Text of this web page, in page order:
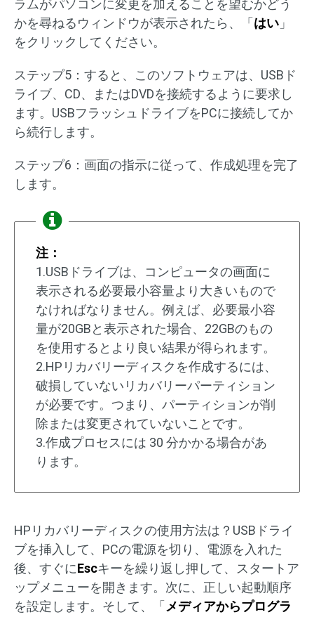
ラムがパソコンに変更を加えることを望むかどう
かを尋ねるウィンドウが表示されたら、「 はい 」
をクリックしてください。
ステップ5：すると、このソフトウェアは、USBド
ライブ、CD、またはDVDを接続するように要求し
ます。USBフラッシュドライブをPCに接続してか
ら続行します。
ステップ6：画面の指示に従って、作成処理を完了
します。
注：
1.USBドライブは、コンピュータの画面に
表示される必要最小容量より大きいもので
なければなりません。例えば、必要最小容
量が20GBと表示された場合、22GBのもの
を使用するとより良い結果が得られます。
2.HPリカバリーディスクを作成するには、
破損していないリカバリーパーティション
が必要です。つまり、パーティションが削
除または変更されていないことです。
3.作成プロセスには 30 分かかる場合があ
ります。
HPリカバリーディスクの使用方法は？USBドライ
ブを挿入して、PCの電源を切り、電源を入れた
後、すぐにEscキーを繰り返し押して、スタートア
ップメニューを開きます。次に、正しい起動順序
を設定します。そして、「 メディアからプログラ